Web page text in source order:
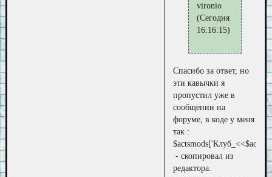
vironio
(Сегодня
16:16:15)
Спасибо за ответ, но
эти кавычки я
пропустил уже в
сообщении на
форуме, в коде у меня
так :
- скопировал из
редактора.